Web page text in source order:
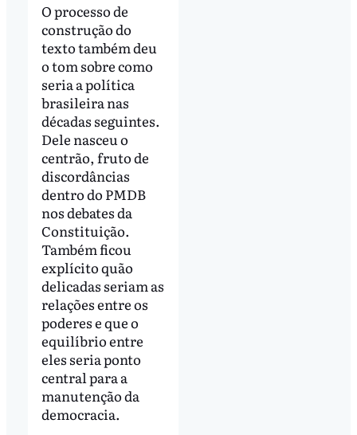
O processo de
construção do
texto também deu
o tom sobre como
seria a política
brasileira nas
décadas seguintes.
Dele nasceu o
centrão, fruto de
discordâncias
dentro do PMDB
nos debates da
Constituição.
Também ficou
explícito quão
delicadas seriam as
relações entre os
poderes e que o
equilíbrio entre
eles seria ponto
central para a
manutenção da
democracia.